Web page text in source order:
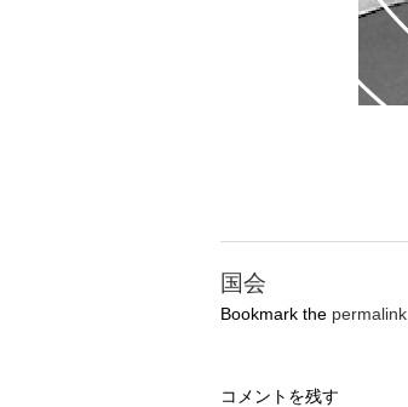
国会
Bookmark the permalink
コメントを残す